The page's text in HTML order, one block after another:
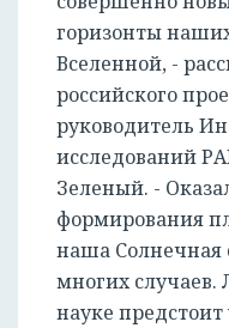
горизонты
Вселенной, -
российского
руководитель
исследований
Зеленый. -
формирования
наша Солнечная
многих
науке предстоит